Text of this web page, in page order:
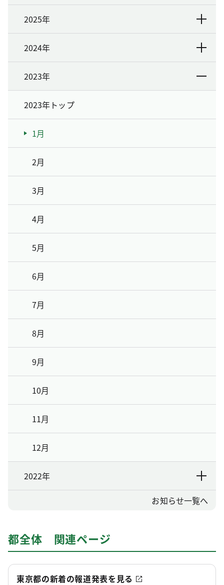
2025年
2024年
2023年
2023年トップ
1月
2月
3月
4月
5月
6月
7月
8月
9月
10月
11月
12月
2022年
お知らせ一覧へ
都全体 関連ページ
東京都の新着の報道発表を見る